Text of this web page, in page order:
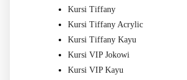
Kursi Tiffany
Kursi Tiffany Acrylic
Kursi Tiffany Kayu
Kursi VIP Jokowi
Kursi VIP Kayu